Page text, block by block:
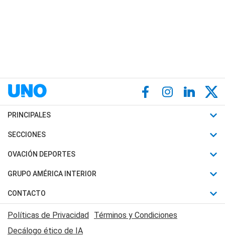
PRINCIPALES
Últimas Noticias
Política
Judiciales
Economia
SECCIONES
Horóscopo
Motores
Trucos caseros
Series y Películas
Edictos y Solicitadas
OVACIÓN DEPORTES
Fútbol
Mundial
Automovilismo
Rugby
GRUPO AMÉRICA INTERIOR
Canal 7 en Vivo
CONTACTO
Acerca de Nosotros
Contactanos
Políticas de Privacidad Términos y Condiciones
Decálogo ético de IA